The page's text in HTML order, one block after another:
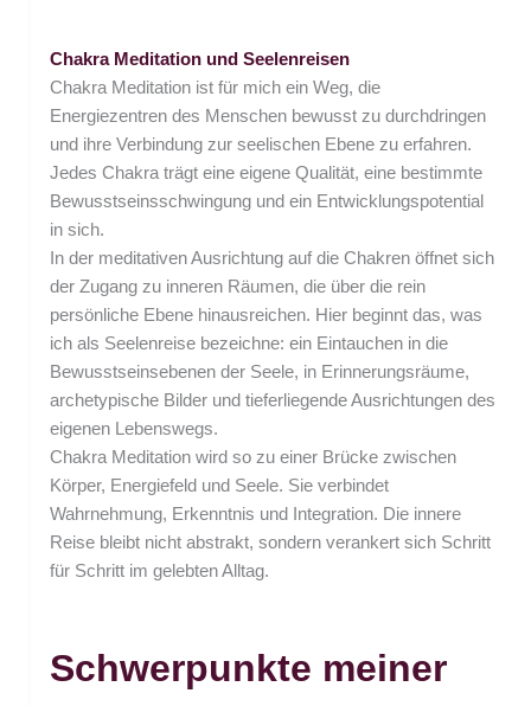
Chakra Meditation und Seelenreisen
Chakra Meditation ist für mich ein Weg, die
Energiezentren des Menschen bewusst zu durchdringen
und ihre Verbindung zur seelischen Ebene zu erfahren.
Jedes Chakra trägt eine eigene Qualität, eine bestimmte
Bewusstseinsschwingung und ein Entwicklungspotential
in sich.
In der meditativen Ausrichtung auf die Chakren öffnet sich
der Zugang zu inneren Räumen, die über die rein
persönliche Ebene hinausreichen. Hier beginnt das, was
ich als Seelenreise bezeichne: ein Eintauchen in die
Bewusstseinsebenen der Seele, in Erinnerungsräume,
archetypische Bilder und tieferliegende Ausrichtungen des
eigenen Lebenswegs.
Chakra Meditation wird so zu einer Brücke zwischen
Körper, Energiefeld und Seele. Sie verbindet
Wahrnehmung, Erkenntnis und Integration. Die innere
Reise bleibt nicht abstrakt, sondern verankert sich Schritt
für Schritt im gelebten Alltag.
Schwerpunkte meiner